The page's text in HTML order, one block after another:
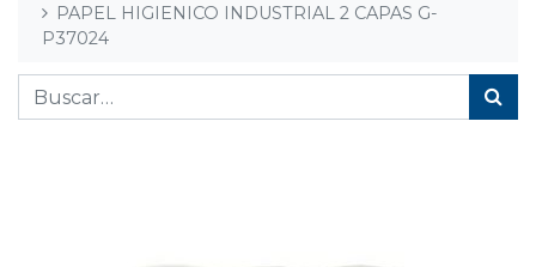
PAPEL HIGIENICO INDUSTRIAL 2 CAPAS G-
P37024